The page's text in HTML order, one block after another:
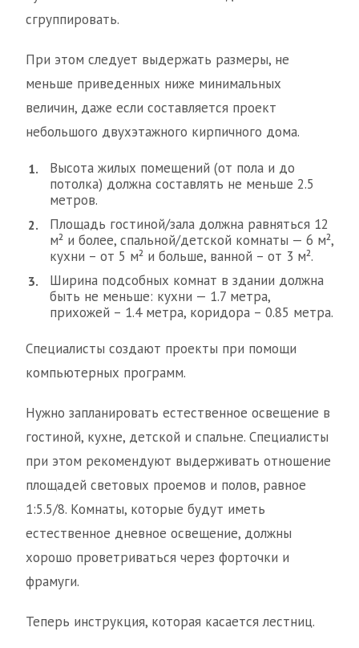
сгруппировать.
При этом следует выдержать размеры, не
меньше приведенных ниже минимальных
величин, даже если составляется проект
небольшого двухэтажного кирпичного дома.
Высота жилых помещений (от пола и до
потолка) должна составлять не меньше 2.5
метров.
Площадь гостиной/зала должна равняться 12
м² и более, спальной/детской комнаты — 6 м²,
кухни – от 5 м² и больше, ванной – от 3 м².
Ширина подсобных комнат в здании должна
быть не меньше: кухни — 1.7 метра,
прихожей – 1.4 метра, коридора – 0.85 метра.
Специалисты создают проекты при помощи
компьютерных программ.
Нужно запланировать естественное освещение в
гостиной, кухне, детской и спальне. Специалисты
при этом рекомендуют выдерживать отношение
площадей световых проемов и полов, равное
1:5.5/8. Комнаты, которые будут иметь
естественное дневное освещение, должны
хорошо проветриваться через форточки и
фрамуги.
Теперь инструкция, которая касается лестниц.